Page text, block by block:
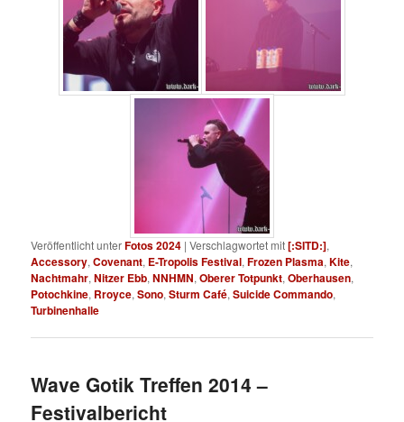
Veröffentlicht unterFotos 2024 |Verschlagwortet mit[:SITD:],
Accessory,Covenant, E-Tropolis Festival,Frozen Plasma,Kite,
Nachtmahr,Nitzer Ebb,NNHMN,Oberer Totpunkt,Oberhausen,
Potochkine, Rroyce,Sono,Sturm Café,Suicide Commando,
Turbinenhalle
Wave Gotik Treffen 2014 –
Festivalbericht